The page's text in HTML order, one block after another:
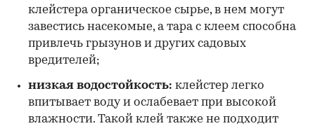
клейстера органическое сырье, в нем могут
завестись насекомые, а тара с клеем способна
привлечь грызунов и других садовых
вредителей;
низкая водостойкость: клейстер легко
впитывает воду и ослабевает при высокой
влажности. Такой клей также не подходит